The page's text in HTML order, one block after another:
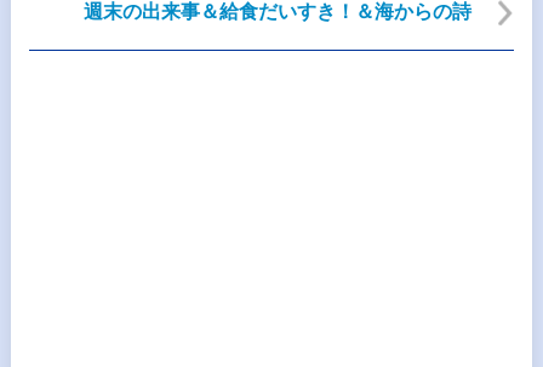
週末の出来事＆給食だいすき！＆海からの詩